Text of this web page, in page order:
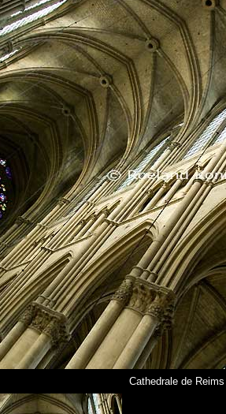
Cathedrale de Reims